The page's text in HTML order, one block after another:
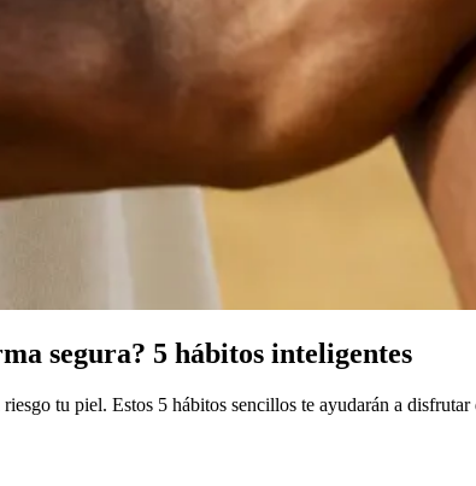
segura? 5 hábitos inteligentes
tu piel. Estos 5 hábitos sencillos te ayudarán a